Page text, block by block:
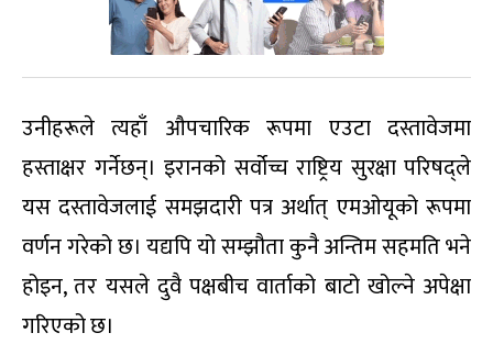
उनीहरूले त्यहाँ औपचारिक रूपमा एउटा दस्तावेजमा
हस्ताक्षर गर्नेछन्। इरानको सर्वोच्च राष्ट्रिय सुरक्षा परिषद्ले
यस दस्तावेजलाई समझदारी पत्र अर्थात् एमओयूको रूपमा
वर्णन गरेको छ। यद्यपि यो सम्झौता कुनै अन्तिम सहमति भने
होइन, तर यसले दुवै पक्षबीच वार्ताको बाटो खोल्ने अपेक्षा
गरिएको छ।